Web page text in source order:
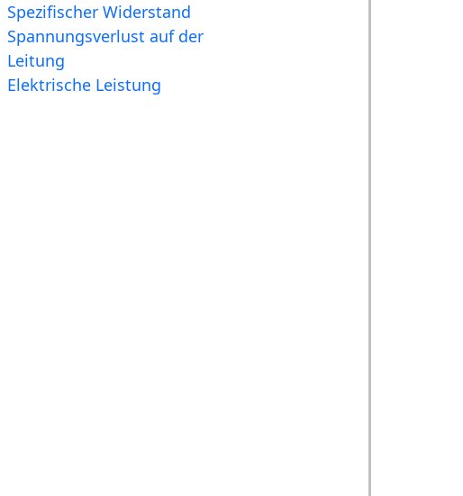
Spezifischer Widerstand
Spannungsverlust auf der
Leitung
Elektrische Leistung